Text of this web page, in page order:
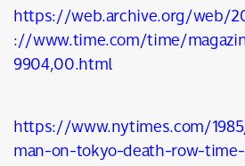
https://web.archive.org/web/
://www.time.com/time/
9904,00.html
https://www.nytimes.com/
man-on-tokyo-death-row-